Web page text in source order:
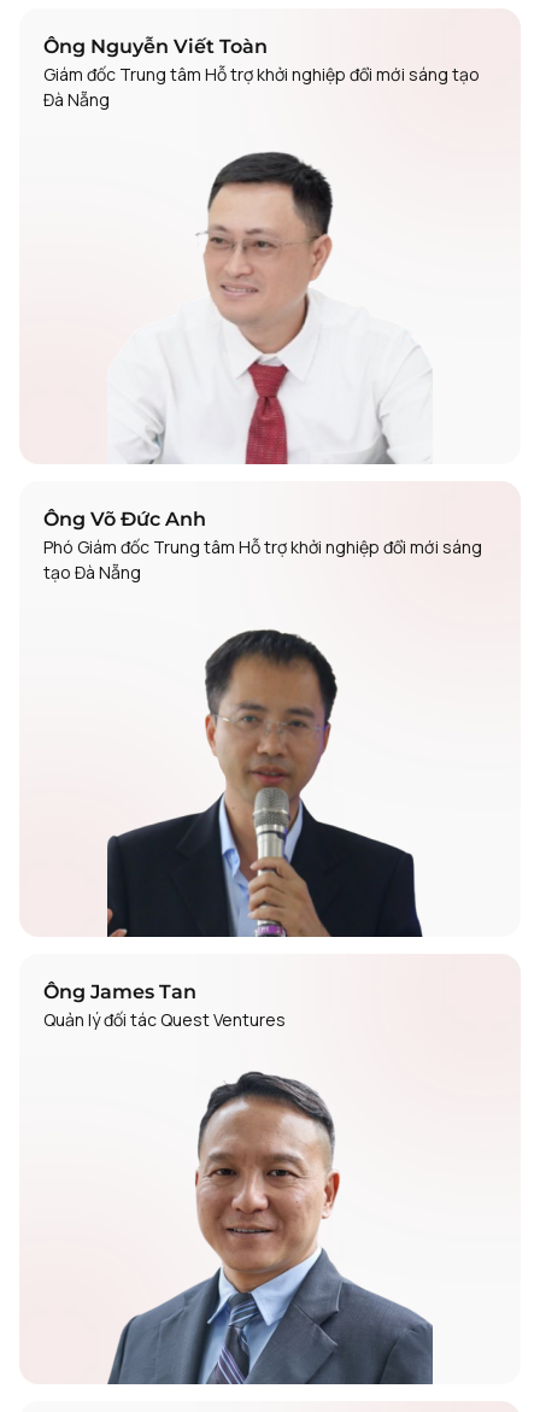
Ông Nguyễn Viết Toàn
Giám đốc Trung tâm Hỗ trợ khởi nghiệp đổi mới sáng tạo
Đà Nẵng
Ông Võ Đức Anh
Phó Giám đốc Trung tâm Hỗ trợ khởi nghiệp đổi mới sáng
tạo Đà Nẵng
Ông James Tan
Quản lý đối tác Quest Ventures